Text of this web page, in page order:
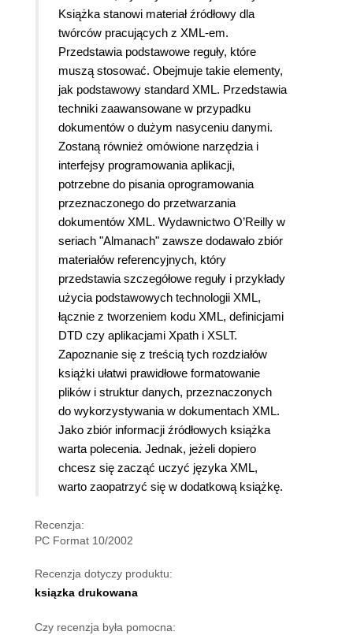
Książka stanowi materiał źródłowy dla
twórców pracujących z XML-em.
Przedstawia podstawowe reguły, które
muszą stosować. Obejmuje takie elementy,
jak podstawowy standard XML. Przedstawia
techniki zaawansowane w przypadku
dokumentów o dużym nasyceniu danymi.
Zostaną również omówione narzędzia i
interfejsy programowania aplikacji,
potrzebne do pisania oprogramowania
przeznaczonego do przetwarzania
dokumentów XML. Wydawnictwo O’Reilly w
seriach "Almanach" zawsze dodawało zbiór
materiałów referencyjnych, który
przedstawia szczegółowe reguły i przykłady
użycia podstawowych technologii XML,
łącznie z tworzeniem kodu XML, definicjami
DTD czy aplikacjami Xpath i XSLT.
Zapoznanie się z treścią tych rozdziałów
książki ułatwi prawidłowe formatowanie
plików i struktur danych, przeznaczonych
do wykorzystywania w dokumentach XML.
Jako zbiór informacji źródłowych książka
warta polecenia. Jednak, jeżeli dopiero
chcesz się zacząć uczyć języka XML,
warto zaopatrzyć się w dodatkową książkę.
Recenzja:
PC Format 10/2002
Recenzja dotyczy produktu:
ksiązka drukowana
Czy recenzja była pomocna: